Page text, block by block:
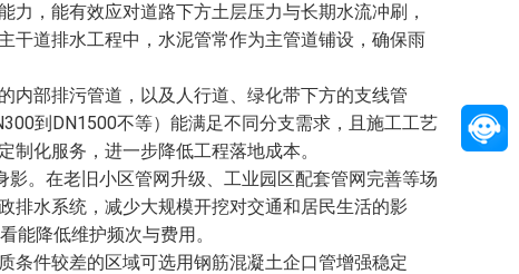
，能有效应对道路下方土层压力与长期水流冲刷，
干道排水工程中，水泥管常作为主管道铺设，确保雨
内部排污管道，以及人行道、绿化带下方的支线管
到DN1500不等）能满足不同分支需求，且施工工艺
化服务，进一步降低工程落地成本。
。在老旧小区管网升级、工业园区配套管网完善等场
排水系统，减少大规模开挖对交通和居民生活的影
能降低维护频次与费用。
条件较差的区域可选用钢筋混凝土企口管增强稳定